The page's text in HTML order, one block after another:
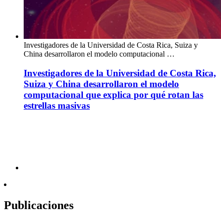
Investigadores de la Universidad de Costa Rica, Suiza y
China desarrollaron el modelo computacional …
Investigadores de la Universidad de Costa Rica,
Suiza y China desarrollaron el modelo
computacional que explica por qué rotan las
estrellas masivas
Publicaciones